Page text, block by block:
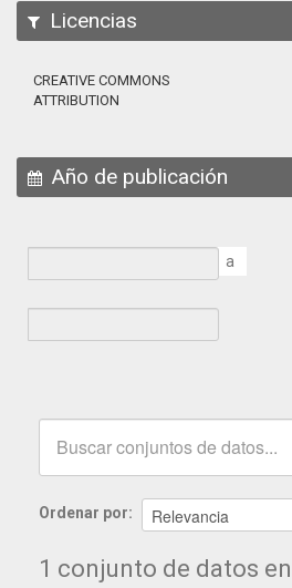
Licencias
CREATIVE COMMONS
ATTRIBUTION
Año de publicación
a
Ordenar por
1 conjunto de datos